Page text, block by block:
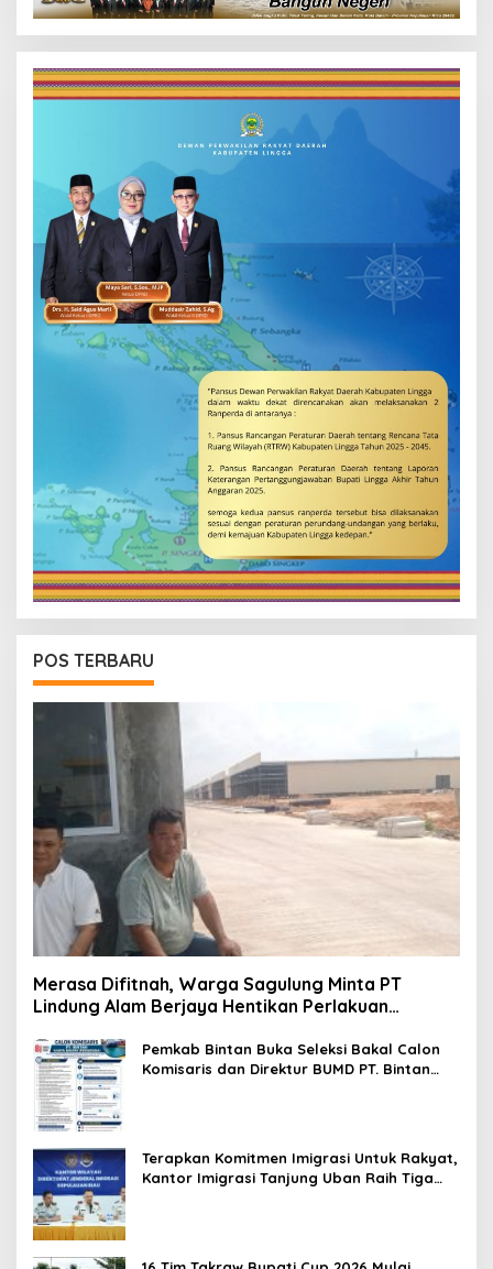
POS TERBARU
Merasa Difitnah, Warga Sagulung Minta PT
Lindung Alam Berjaya Hentikan Perlakuan
Pemkab Bintan Buka Seleksi Bakal Calon
Komisaris dan Direktur BUMD PT. Bintan
Terapkan Komitmen Imigrasi Untuk Rakyat,
Kantor Imigrasi Tanjung Uban Raih Tiga